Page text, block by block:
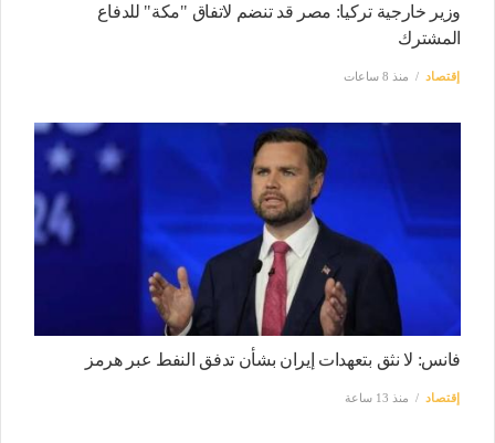
وزير خارجية تركيا: مصر قد تنضم لاتفاق "مكة" للدفاع
المشترك
إقتصاد منذ 8 ساعات
فانس: لا نثق بتعهدات إيران بشأن تدفق النفط عبر هرمز
إقتصاد منذ 13 ساعة